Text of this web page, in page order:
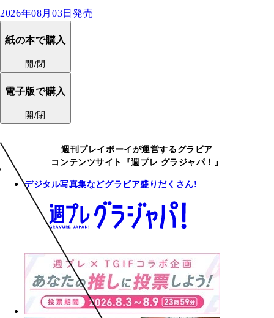
2026年08月03日発売
紙の本で購入
開/閉
電子版で購入
開/閉
週刊プレイボーイが運営するグラビア
コンテンツサイト『週プレ グラジャパ！』
デジタル写真集などグラビア盛りだくさん!